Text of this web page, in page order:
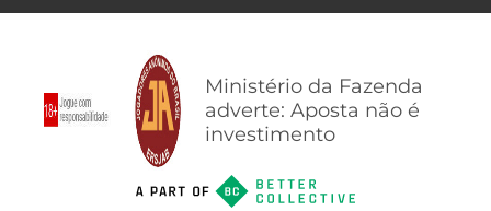
Ministério da Fazenda
adverte: Aposta não é
investimento